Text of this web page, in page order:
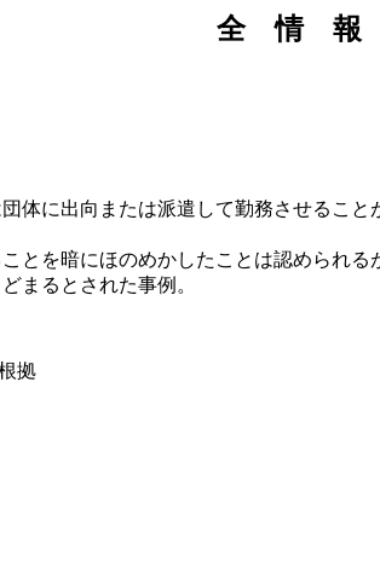
全 情 報
体に出向または派遣して勤務させるこ
とを暗にほのめかしたことは認められ
まるとされた事例。
拠